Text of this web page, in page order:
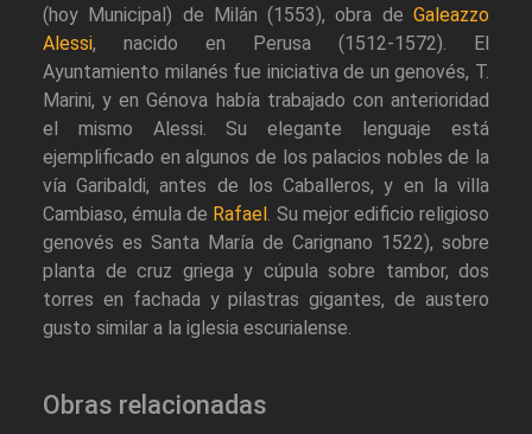
(hoy Municipal) de Milán (1553), obra de Galeazzo
Alessi, nacido en Perusa (1512-1572). El
Ayuntamiento milanés fue iniciativa de un genovés, T.
Marini, y en Génova había trabajado con anterioridad
el mismo Alessi. Su elegante lenguaje está
ejemplificado en algunos de los palacios nobles de la
vía Garibaldi, antes de los Caballeros, y en la villa
Cambiaso, émula de Rafael . Su mejor edificio religioso
genovés es Santa María de Carignano 1522), sobre
planta de cruz griega y cúpula sobre tambor, dos
torres en fachada y pilastras gigantes, de austero
gusto similar a la iglesia escurialense.
Obras relacionadas